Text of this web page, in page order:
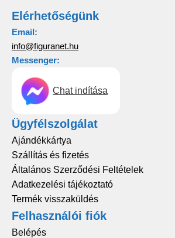
Elérhetőségünk
Email:
info@figuranet.hu
Messenger:
Chat indítása
Ügyfélszolgálat
Ajándékkártya
Szállítás és fizetés
Általános Szerződési Feltételek
Adatkezelési tájékoztató
Termék visszaküldés
Felhasználói fiók
Belépés